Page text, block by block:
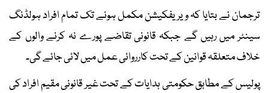
ترجمان نے بتایا کہ ویریفکیشن مکمل ہونے تک تمام افراد ہولڈنگ
سینٹر میں رہیں گے جبکہ قانونی تقاضے پورے نہ کرنے والوں کے
خلاف متعلقہ قوانین کے تحت کارروائی عمل میں لائی جائے گی۔
پولیس کے مطابق حکومتی ہدایات کے تحت غیر قانونی مقیم افراد کی